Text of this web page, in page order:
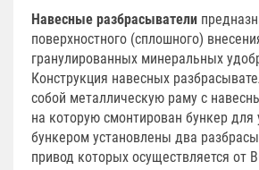
Навесные разбрасыватели
поверхностного (сплошного)
гранулированных минеральных
Конструкция навесных
собой металлическую раму с
на которую смонтирован бункер
бункером установлены два
привод которых осуществляется от